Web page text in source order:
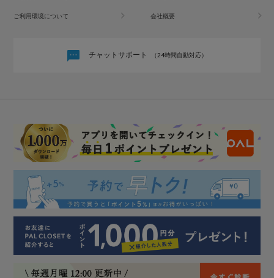
ご利用環境について 会社概要
チャットサポート （24時間自動対応）